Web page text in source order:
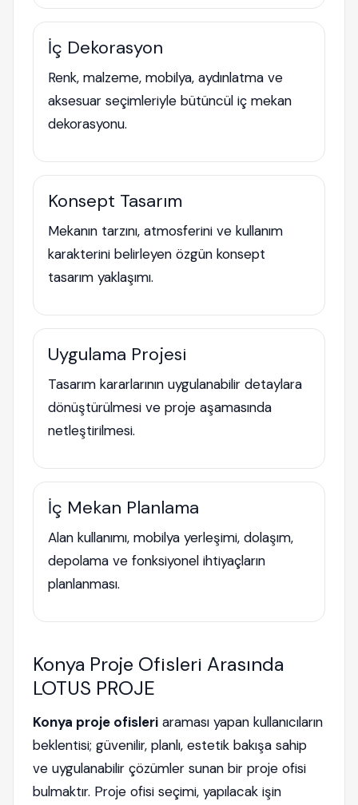
İç Dekorasyon
Renk, malzeme, mobilya, aydınlatma ve
aksesuar seçimleriyle bütüncül iç mekan
dekorasyonu.
Konsept Tasarım
Mekanın tarzını, atmosferini ve kullanım
karakterini belirleyen özgün konsept
tasarım yaklaşımı.
Uygulama Projesi
Tasarım kararlarının uygulanabilir detaylara
dönüştürülmesi ve proje aşamasında
netleştirilmesi.
İç Mekan Planlama
Alan kullanımı, mobilya yerleşimi, dolaşım,
depolama ve fonksiyonel ihtiyaçların
planlanması.
Konya Proje Ofisleri Arasında
LOTUS PROJE
Konya proje ofisleri araması yapan kullanıcıların
beklentisi; güvenilir, planlı, estetik bakışa sahip
ve uygulanabilir çözümler sunan bir proje ofisi
bulmaktır. Proje ofisi seçimi, yapılacak işin